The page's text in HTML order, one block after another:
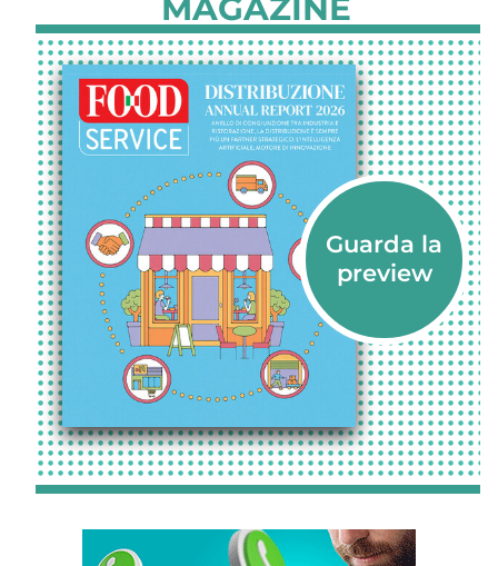
MAGAZINE